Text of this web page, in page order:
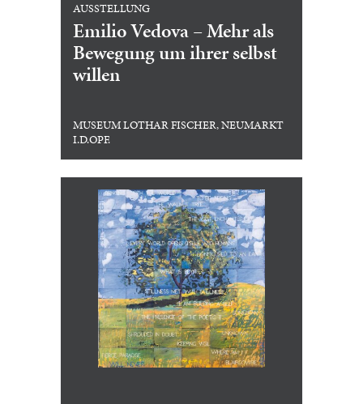
AUSSTELLUNG
Emilio Vedova – Mehr als
Bewegung um ihrer selbst
willen
MUSEUM LOTHAR FISCHER, NEUMARKT
I.D.OPF.